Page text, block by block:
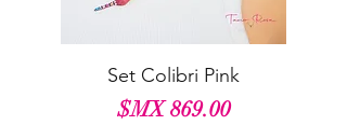
Set Colibri Pink
السعر‏869.00 MX$